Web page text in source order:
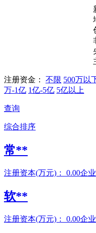
注册资金： 不限 500万以
万-1亿 1亿-5亿 5亿以上
查询
综合排序
常**
注册资本(万元)： 0.00企
软**
注册资本(万元)： 0.00企